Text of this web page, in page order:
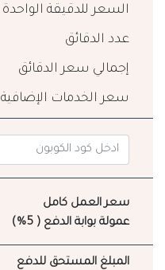
السعر للدقيقة الواحدة
عدد الدقائق
إجمالي سعر الدقائق
سعر الخدمات الإضافية
سعر العمل كامل
عمولة بوابة الدفع ( 5%)
المبلغ المستحق للدفع